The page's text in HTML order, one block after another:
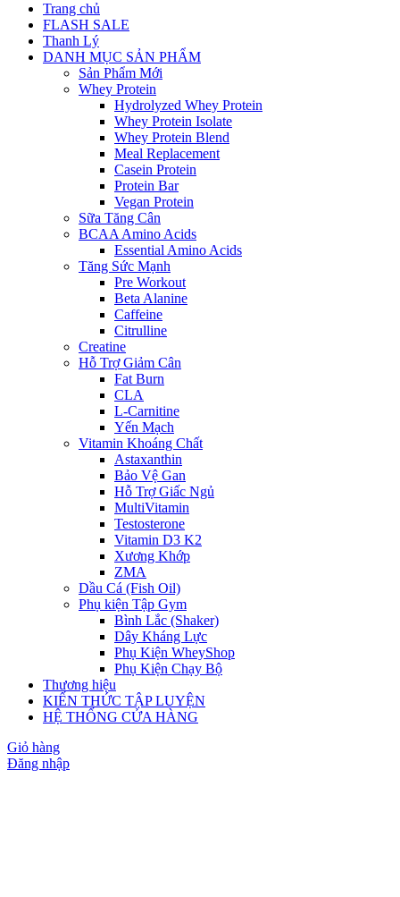
Trang chủ
FLASH SALE
Thanh Lý
DANH MỤC SẢN PHẨM
Sản Phẩm Mới
Whey Protein
Hydrolyzed Whey Protein
Whey Protein Isolate
Whey Protein Blend
Meal Replacement
Casein Protein
Protein Bar
Vegan Protein
Sữa Tăng Cân
BCAA Amino Acids
Essential Amino Acids
Tăng Sức Mạnh
Pre Workout
Beta Alanine
Caffeine
Citrulline
Creatine
Hỗ Trợ Giảm Cân
Fat Burn
CLA
L-Carnitine
Yến Mạch
Vitamin Khoáng Chất
Astaxanthin
Bảo Vệ Gan
Hỗ Trợ Giấc Ngủ
MultiVitamin
Testosterone
Vitamin D3 K2
Xương Khớp
ZMA
Dầu Cá (Fish Oil)
Phụ kiện Tập Gym
Bình Lắc (Shaker)
Dây Kháng Lực
Phụ Kiện WheyShop
Phụ Kiện Chạy Bộ
Thương hiệu
KIẾN THỨC TẬP LUYỆN
HỆ THỐNG CỬA HÀNG
Giỏ hàng
Đăng nhập